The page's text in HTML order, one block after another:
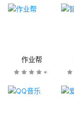
作业帮